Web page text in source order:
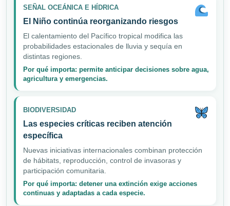
SEÑAL OCEÁNICA E HÍDRICA
El Niño continúa reorganizando riesgos
El calentamiento del Pacífico tropical modifica las
probabilidades estacionales de lluvia y sequía en
distintas regiones.
Por qué importa: permite anticipar decisiones sobre agua,
agricultura y emergencias.
BIODIVERSIDAD
Las especies críticas reciben atención
específica
Nuevas iniciativas internacionales combinan protección
de hábitats, reproducción, control de invasoras y
participación comunitaria.
Por qué importa: detener una extinción exige acciones
continuas y adaptadas a cada especie.